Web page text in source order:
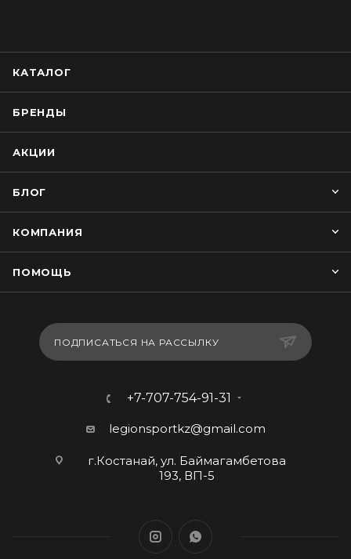
КАТАЛОГ
БРЕНДЫ
АКЦИИ
БЛОГ
КОМПАНИЯ
ПОМОЩЬ
ПОДПИСАТЬСЯ НА РАССЫЛКУ
+7-707-754-91-31
legionsportkz@gmail.com
г.Костанай, ул. Баймагамбетова
193, ВП-5